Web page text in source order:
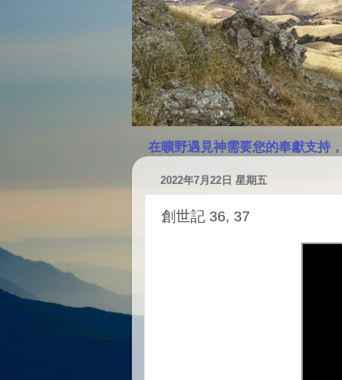
在曠野遇見神需要您的奉獻支持
2022年7月22日 星期五
創世記 36, 37